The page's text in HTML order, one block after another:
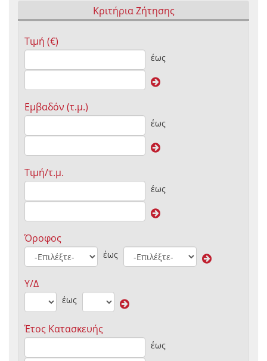
Κριτήρια Ζήτησης
Τιμή (€)
έως
Εμβαδόν (τ.μ.)
έως
Τιμή/τ.μ.
έως
Όροφος
έως
Υ/Δ
έως
Έτος Κατασκευής
έως